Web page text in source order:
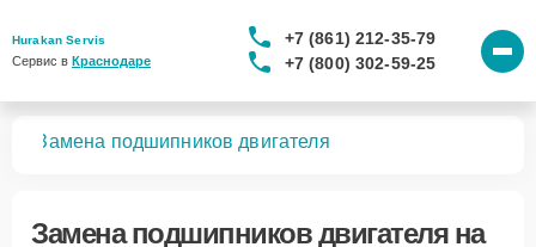
Hurakan Servis
Сервис в Краснодаре
+7 (861) 212-35-79
+7 (800) 302-59-25
Замена подшипников двигателя
Замена подшипников двигателяна